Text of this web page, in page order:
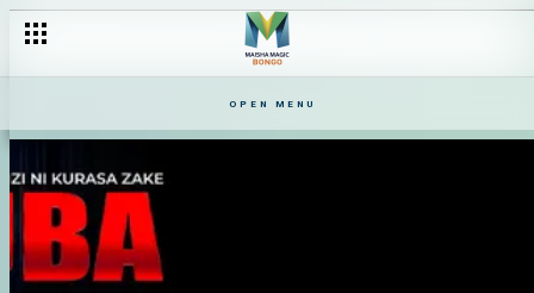
OPEN MENU